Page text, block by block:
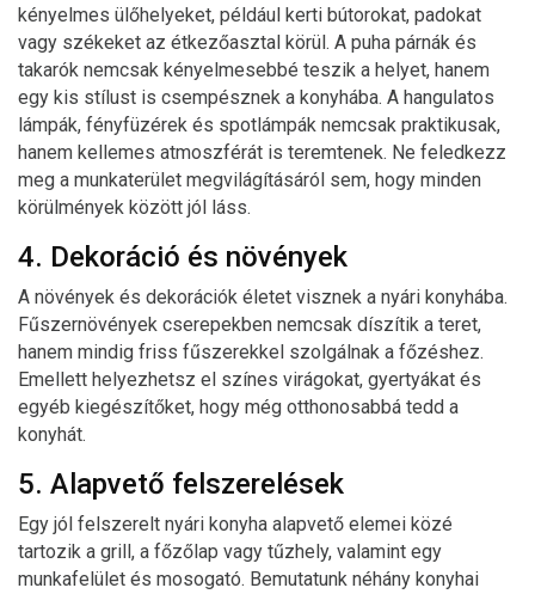
kényelmes ülőhelyeket, például kerti bútorokat, padokat
vagy székeket az étkezőasztal körül. A puha párnák és
takarók nemcsak kényelmesebbé teszik a helyet, hanem
egy kis stílust is csempésznek a konyhába. A hangulatos
lámpák, fényfüzérek és spotlámpák nemcsak praktikusak,
hanem kellemes atmoszférát is teremtenek. Ne feledkezz
meg a munkaterület megvilágításáról sem, hogy minden
körülmények között jól láss.
4. Dekoráció és növények
A növények és dekorációk életet visznek a nyári konyhába.
Fűszernövények cserepekben nemcsak díszítik a teret,
hanem mindig friss fűszerekkel szolgálnak a főzéshez.
Emellett helyezhetsz el színes virágokat, gyertyákat és
egyéb kiegészítőket, hogy még otthonosabbá tedd a
konyhát.
5. Alapvető felszerelések
Egy jól felszerelt nyári konyha alapvető elemei közé
tartozik a grill, a főzőlap vagy tűzhely, valamint egy
munkafelület és mosogató. Bemutatunk néhány konyhai